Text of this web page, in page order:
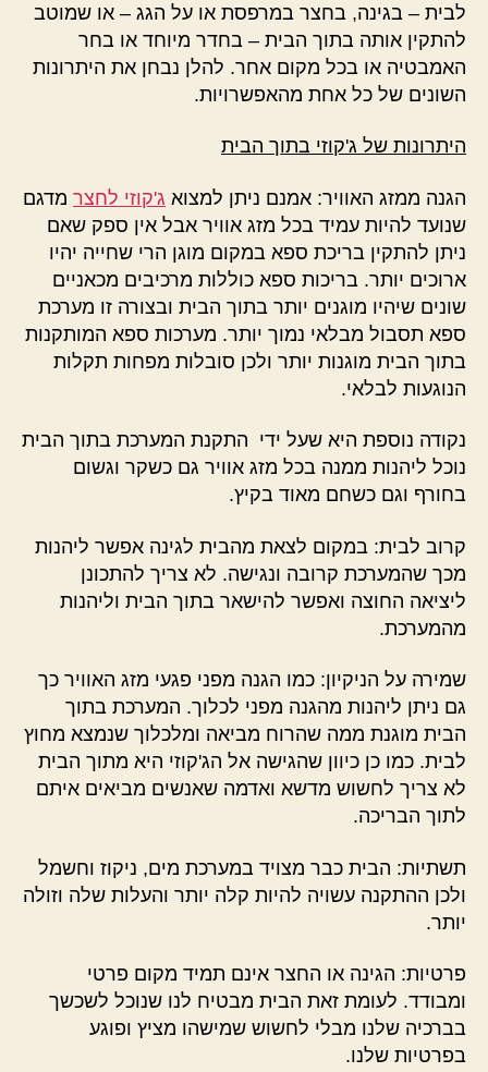
לבית – בגינה, בחצר במרפסת או על הגג – או שמוטב
להתקין אותה בתוך הבית – בחדר מיוחד או בחר
האמבטיה או בכל מקום אחר. להלן נבחן את היתרונות
השונים של כל אחת מהאפשרויות.
היתרונות של ג'קוזי בתוך הבית
הגנה ממזג האוויר: אמנם ניתן למצוא ג'קוזי לחצר מדגם
שנועד להיות עמיד בכל מזג אוויר אבל אין ספק שאם
ניתן להתקין בריכת ספא במקום מוגן הרי שחייה יהיו
ארוכים יותר. בריכות ספא כוללות מרכיבים מכאניים
שונים שיהיו מוגנים יותר בתוך הבית ובצורה זו מערכת
ספא תסבול מבלאי נמוך יותר. מערכות ספא המותקנות
בתוך הבית מוגנות יותר ולכן סובלות מפחות תקלות
הנוגעות לבלאי.
נקודה נוספת היא שעל ידי התקנת המערכת בתוך הבית
נוכל ליהנות ממנה בכל מזג אוויר גם כשקר וגשום
בחורף וגם כשחם מאוד בקיץ.
קרוב לבית: במקום לצאת מהבית לגינה אפשר ליהנות
מכך שהמערכת קרובה ונגישה. לא צריך להתכונן
ליציאה החוצה ואפשר להישאר בתוך הבית וליהנות
מהמערכת.
שמירה על הניקיון: כמו הגנה מפני פגעי מזג האוויר כך
גם ניתן ליהנות מהגנה מפני לכלוך. המערכת בתוך
הבית מוגנת ממה שהרוח מביאה ומלכלוך שנמצא מחוץ
לבית. כמו כן כיוון שהגישה אל הג'קוזי היא מתוך הבית
לא צריך לחשוש מדשא ואדמה שאנשים מביאים איתם
לתוך הבריכה.
תשתיות: הבית כבר מצויד במערכת מים, ניקוז וחשמל
ולכן ההתקנה עשויה להיות קלה יותר והעלות שלה וזולה
יותר.
פרטיות: הגינה או החצר אינם תמיד מקום פרטי
ומבודד. לעומת זאת הבית מבטיח לנו שנוכל לשכשך
בברכיה שלנו מבלי לחשוש שמישהו מציץ ופוגע
בפרטיות שלנו.